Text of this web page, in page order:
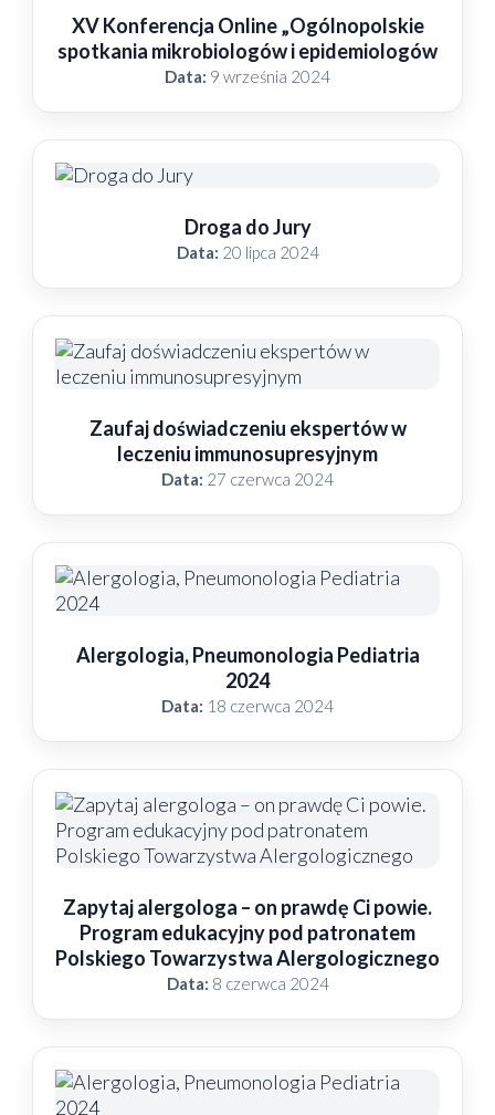
XV Konferencja Online „Ogólnopolskie
spotkania mikrobiologów i epidemiologów
Data: 9 września 2024
Droga do Jury
Data: 20 lipca 2024
Zaufaj doświadczeniu ekspertów w
leczeniu immunosupresyjnym
Data: 27 czerwca 2024
Alergologia, Pneumonologia Pediatria
2024
Data: 18 czerwca 2024
Zapytaj alergologa – on prawdę Ci powie.
Program edukacyjny pod patronatem
Polskiego Towarzystwa Alergologicznego
Data: 8 czerwca 2024